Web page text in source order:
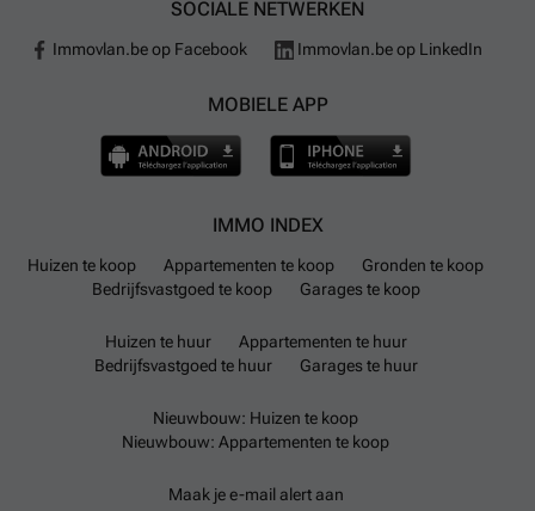
onderwijs moet men elders terecht. Elektrische
dichtstbijzijnde vliegveld is Liège Airport op ongeveer
20 minuten rijden met de auto.
SOCIALE NETWERKEN
Immovlan.be op Facebook Immovlan.be op LinkedIn
MOBIELE APP
IMMO INDEX
Huizen te koop Appartementen te koop
Gronden te koop
Bedrijfsvastgoed te koop
Garages te koop
Huizen te huur
Appartementen te huur
Bedrijfsvastgoed te huur
Garages te huur
Nieuwbouw: Huizen te koop
Nieuwbouw: Appartementen te koop
Maak je e-mail alert aan